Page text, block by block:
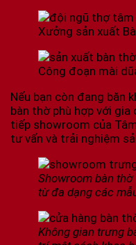
Xưởng sản xuất
Công đoạn mài
Nếu bạn còn đang băn
bàn thờ phù hợp với
tiếp showroom của
tư vấn và trải nghiệm
Showroom bàn
từ đa dạng các
Không gian trưng